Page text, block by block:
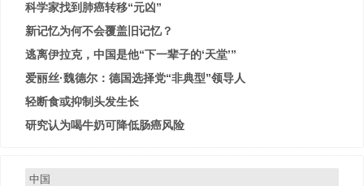
科学家找到肺癌转移“元凶”
新记忆为何不会覆盖旧记忆？
逃离伊拉克，中国是他“下一辈子的‘天堂’”
爱丽丝·魏德尔：德国选择党“非典型”领导人
轻断食或抑制头发生长
研究认为喝牛奶可降低肠癌风险
中国